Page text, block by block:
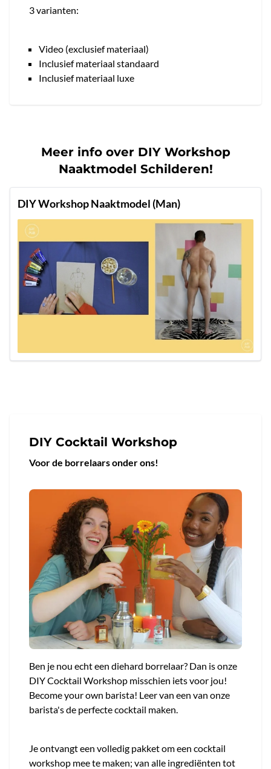
3 varianten:
Video (exclusief materiaal)
Inclusief materiaal standaard
Inclusief materiaal luxe
Meer info over DIY Workshop
Naaktmodel Schilderen!
DIY Workshop Naaktmodel (Man)
DIY Cocktail Workshop
Voor de borrelaars onder ons!
Ben je nou echt een diehard borrelaar? Dan is onze
DIY Cocktail Workshop misschien iets voor jou!
Become your own barista! Leer van een van onze
barista's de perfecte cocktail maken.
Je ontvangt een volledig pakket om een cocktail
workshop mee te maken; van alle ingrediënten tot